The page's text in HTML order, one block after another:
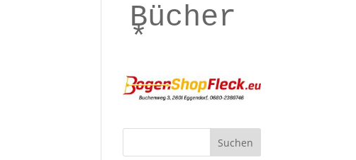
Bücher
*